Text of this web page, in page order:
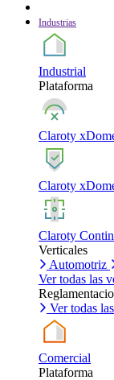
Industrias
Industrial
Plataforma
Claroty
Claroty
Claroty
Verticales
Automotriz
Ver todas las
Ver todas
Comercial
Plataforma